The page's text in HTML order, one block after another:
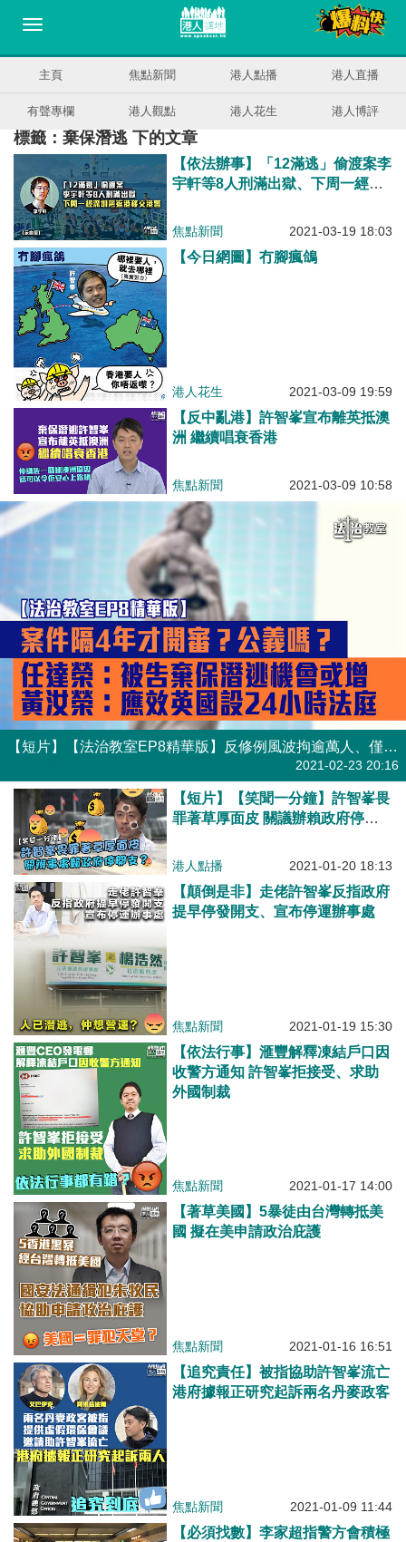
主頁 焦點新聞 港人點播 港人直播
有聲專欄 港人觀點 港人花生 港人博評
標籤：棄保潛逃 下的文章
【依法辦事】「12滿逃」偷渡案李
宇軒等8人刑滿出獄、下周一經深
焦點新聞 2021-03-19 18:03
【今日網圖】冇腳瘋鴿
港人花生 2021-03-09 19:59
【反中亂港】許智峯宣布離英抵澳
洲 繼續唱衰香港
焦點新聞 2021-03-09 10:58
【短片】【法治教室EP8精華版】反修例風波拘逾萬人、僅二千多人被檢控 任達榮：被告棄保潛逃機會或增加 黃汝榮：應效法英國設24小時法庭、盡快處理案件彰顯公義
2021-02-23 20:16
【短片】【笑聞一分鐘】許智峯畏
罪著草厚面皮 關議辦賴政府停開
港人點播 2021-01-20 18:13
【顛倒是非】走佬許智峯反指政府
提早停發開支、宣布停運辦事處
焦點新聞 2021-01-19 15:30
【依法行事】滙豐解釋凍結戶口因
收警方通知 許智峯拒接受、求助
外國制裁
焦點新聞 2021-01-17 14:00
【著草美國】5暴徒由台灣轉抵美
國 擬在美申請政治庇護
焦點新聞 2021-01-16 16:51
【追究責任】被指協助許智峯流亡
港府據報正研究起訴兩名丹麥政客
焦點新聞 2021-01-09 11:44
【必須找數】李家超指警方會積極